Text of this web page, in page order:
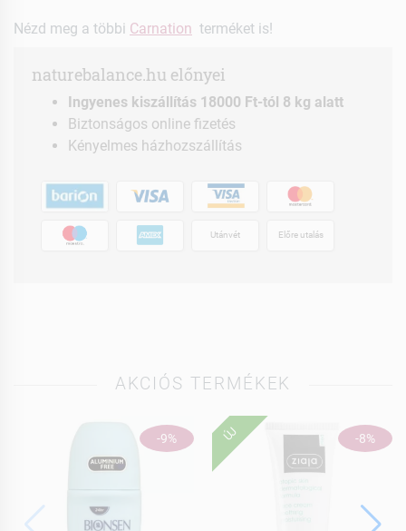
Nézd meg a többi Carnation terméket is!
naturebalance.hu előnyei
Ingyenes kiszállítás 18000 Ft-tól 8 kg alatt
Biztonságos online fizetés
Kényelmes házhozszállítás
Utánvét Előre utalás
AKCIÓS TERMÉKEK
-9% -8%
ÚJ